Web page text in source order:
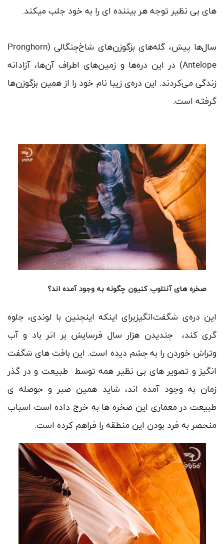
های بی نظیر توجه هر بیننده ای را به خود جلب میکند.
سال‌ها پیش، گله‌های بزگوزن‌های شاخ‌چنگالی (Pronghorn
Antelope) در این دره‌ها و زمین‌های اطراف آن‌ها، آزادانه
زندگی می‌کردند. این دره‌ی زیبا نام خود را از همین بزگوزن‌ها
گرفته است.
صخره های آنتلوپ کنیون چگونه به وجود آمده اند؟
این دره‌ی شگفت‌انگیزبرای اینکه اینچنین با لوندی، جلوه
گری کند، چندیدن هزار سال فرسایش بر اثر باد و آب
وتراش خوردن را به چشم دیده است. این بافت های شگفت
انگیز و تصویر های بی نظیر همه توسط طبیعت و در گذر
زمان به وجود آمده اند، شاید همین صبر و حوصله ی
طبیعت در معماری این صخره ها به خرج داده است اسباب
منحصر به فرد بودن این منطقه را فراهم کرده است.